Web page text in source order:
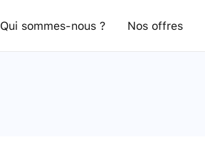
Qui sommes-nous ? Nos offres